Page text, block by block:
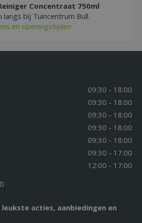
Concentraat 750ml
langs bij Tuincentrum Bull.
en openingstijden
09:30 - 18:00
09:30 - 18:00
09:30 - 18:00
09:30 - 18:00
09:30 - 18:00
09:30 - 17:00
12:00 - 17:00
acties, aanbiedingen en